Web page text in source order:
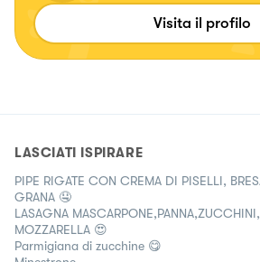
Visita il profilo
LASCIATI ISPIRARE
PIPE RIGATE CON CREMA DI PISELLI,
GRANA 🤤
LASAGNA
MOZZARELLA 😍
Parmigiana di zucchine 😋